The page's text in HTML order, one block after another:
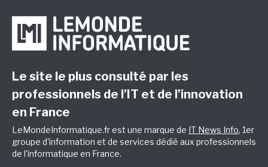
Le site le plus consulté par les
professionnels de l’IT et de l’innovation
en France
LeMondeInformatique.fr est une marque de IT News Info, 1er
groupe d'information et de services dédié aux professionnels
de l'informatique en France.